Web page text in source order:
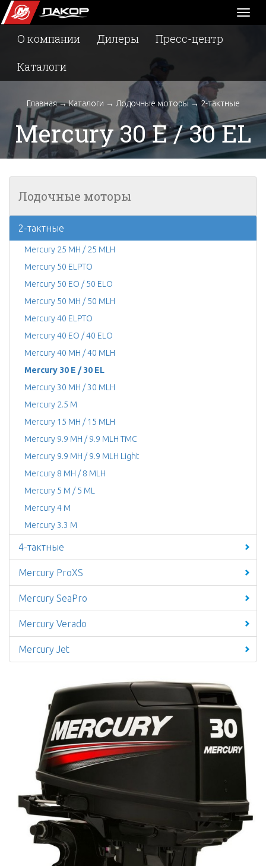
О компании Дилеры
Пресс-центр
Каталоги
Главная→Каталоги → Лодочные моторы → 2-тактные
Mercury 30 E / 30 EL
Лодочные моторы
2-тактные
Mercury 25 MH / 25 MLH
Mercury 50 ELPTO
Mercury 50 EO / 50 ELO
Mercury 50 MH / 50 MLH
Mercury 40 ELPTO
Mercury 40 EO / 40 ELO
Mercury 40 MH / 40 MLH
Mercury 30 E / 30 EL
Mercury 30 MH / 30 MLH
Mercury 2.5 M
Mercury 15 MH / 15 MLH
Mercury 9.9 MH / 9.9 MLH TMC
Mercury 9.9 MH / 9.9 MLH Light
Mercury 8 MH / 8 MLH
Mercury 5 M / 5 ML
Mercury 4 М
Mercury 3.3 M
4-тактные
Mercury ProXS
Mercury SeaPro
Mercury Verado
Mercury Jet